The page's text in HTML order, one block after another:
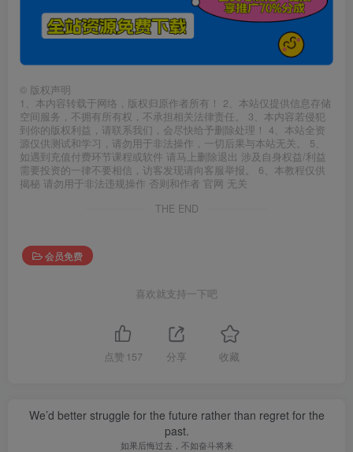
© 版权声明
1、本内容转载于网络，版权归原作者所有！ 2、本站仅提供信息存储
空间服务，不拥有所有权，不承担相关法律责任。 3、本内容若侵犯
到你的版权利益，请联系我们，会尽快给予删除处理！ 4、本站全资
源仅供测试和学习，请勿用于非法操作，一切后果与本站无关。 5、
如遇到充值付费环节课程或软件 请马上删除退出 涉及自身权益/利益
需要投资的一律不要相信，访客发现请向客服举报。 6、本教程仅供
揭秘 请勿用于非法违规操作 否则和作者 官网 无关
THE END
会员免费
喜欢就支持一下吧
点赞 157 分享 收藏
We’d better struggle for the future rather than regret for the
past.
如果后悔过去，不如奋斗将来